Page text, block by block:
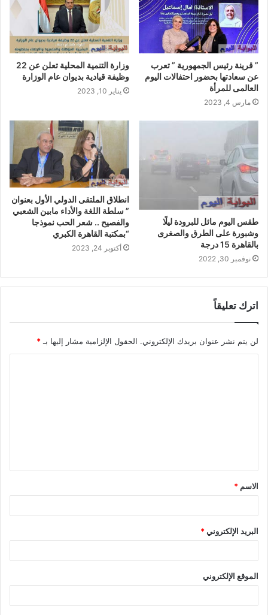
” قرينة رئيس الجمهورية ” تعرب
عن سعادتها بحضور احتفالات اليوم
العالمى للمرأة
مارس 4, 2023
وزارة التنمية المحلية تعلن عن 22
وظيفة قيادية بديوان عام الوزارة
يناير 10, 2023
طقس اليوم مائل للبرودة ليلًا
وشبورة على الطرق والصغرى
بالقاهرة 15 درجة
نوفمبر 30, 2022
انطلاق الملتقى الدولي الأول بعنوان
” سلطة اللغة والأداء مابين الشعبي
والفصيح .. شعر الحب نموذجا
“بمكتبة القاهرة الكبري
أكتوبر 24, 2023
اترك تعليقاً
لن يتم نشر عنوان بريدك الإلكتروني. الحقول الإلزامية مشار إليها بـ*
ق
*
الاسم *
البريد الإلكتروني*
الموقع الإلكتروني